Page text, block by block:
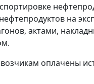
на
актами,
оплачены